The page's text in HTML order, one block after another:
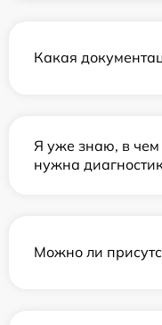
Какая
Я уже знаю, в чем
нужна
Можно ли